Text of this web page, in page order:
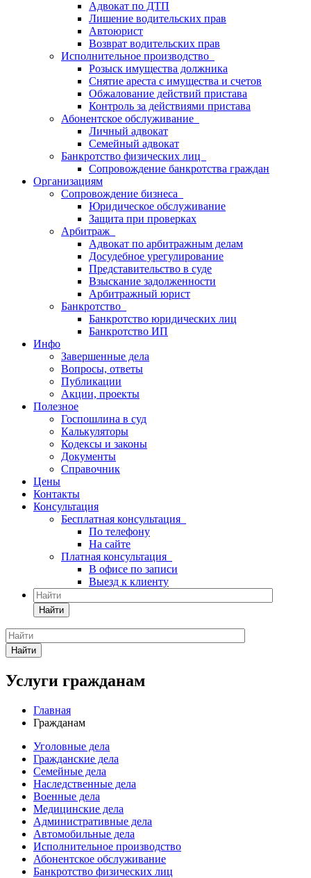
Адвокат по ДТП
Лишение водительских прав
Автоюрист
Возврат водительских прав
Исполнительное производство
Розыск имущества должника
Снятие ареста с имущества и счетов
Обжалование действий пристава
Контроль за действиями пристава
Абонентское обслуживание
Личный адвокат
Семейный адвокат
Банкротство физических лиц
Сопровождение банкротства граждан
Организациям
Сопровождение бизнеса
Юридическое обслуживание
Защита при проверках
Арбитраж
Адвокат по арбитражным делам
Досудебное урегулирование
Представительство в суде
Взыскание задолженности
Арбитражный юрист
Банкротство
Банкротство юридических лиц
Банкротство ИП
Инфо
Завершенные дела
Вопросы, ответы
Публикации
Акции, проекты
Полезное
Госпошлина в суд
Калькуляторы
Кодексы и законы
Документы
Справочник
Цены
Контакты
Консультация
Бесплатная консультация
По телефону
На сайте
Платная консультация
В офисе по записи
Выезд к клиенту
Найти
Найти
Услуги гражданам
Главная
Гражданам
Уголовные дела
Гражданские дела
Семейные дела
Наследственные дела
Военные дела
Медицинские дела
Административные дела
Автомобильные дела
Исполнительное производство
Абонентское обслуживание
Банкротство физических лиц